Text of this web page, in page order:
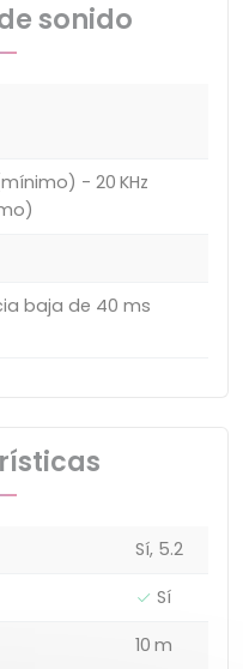
sonido
- 20 KHz
baja de 40 ms
Sí, 5.2
Sí
10 m